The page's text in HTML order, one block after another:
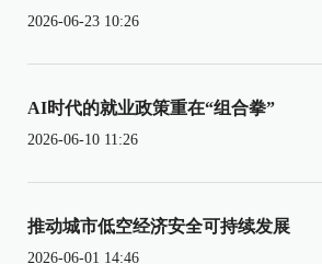
2026-06-23 10:26
AI时代的就业政策重在“组合拳”
2026-06-10 11:26
推动城市低空经济安全可持续发展
2026-06-01 14:46